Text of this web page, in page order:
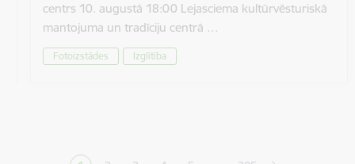
centrs 10. augustā 18:00 Lejasciema kultūrvēsturiskā
mantojuma un tradīciju centrā …
Fotoizstādes Izglītība